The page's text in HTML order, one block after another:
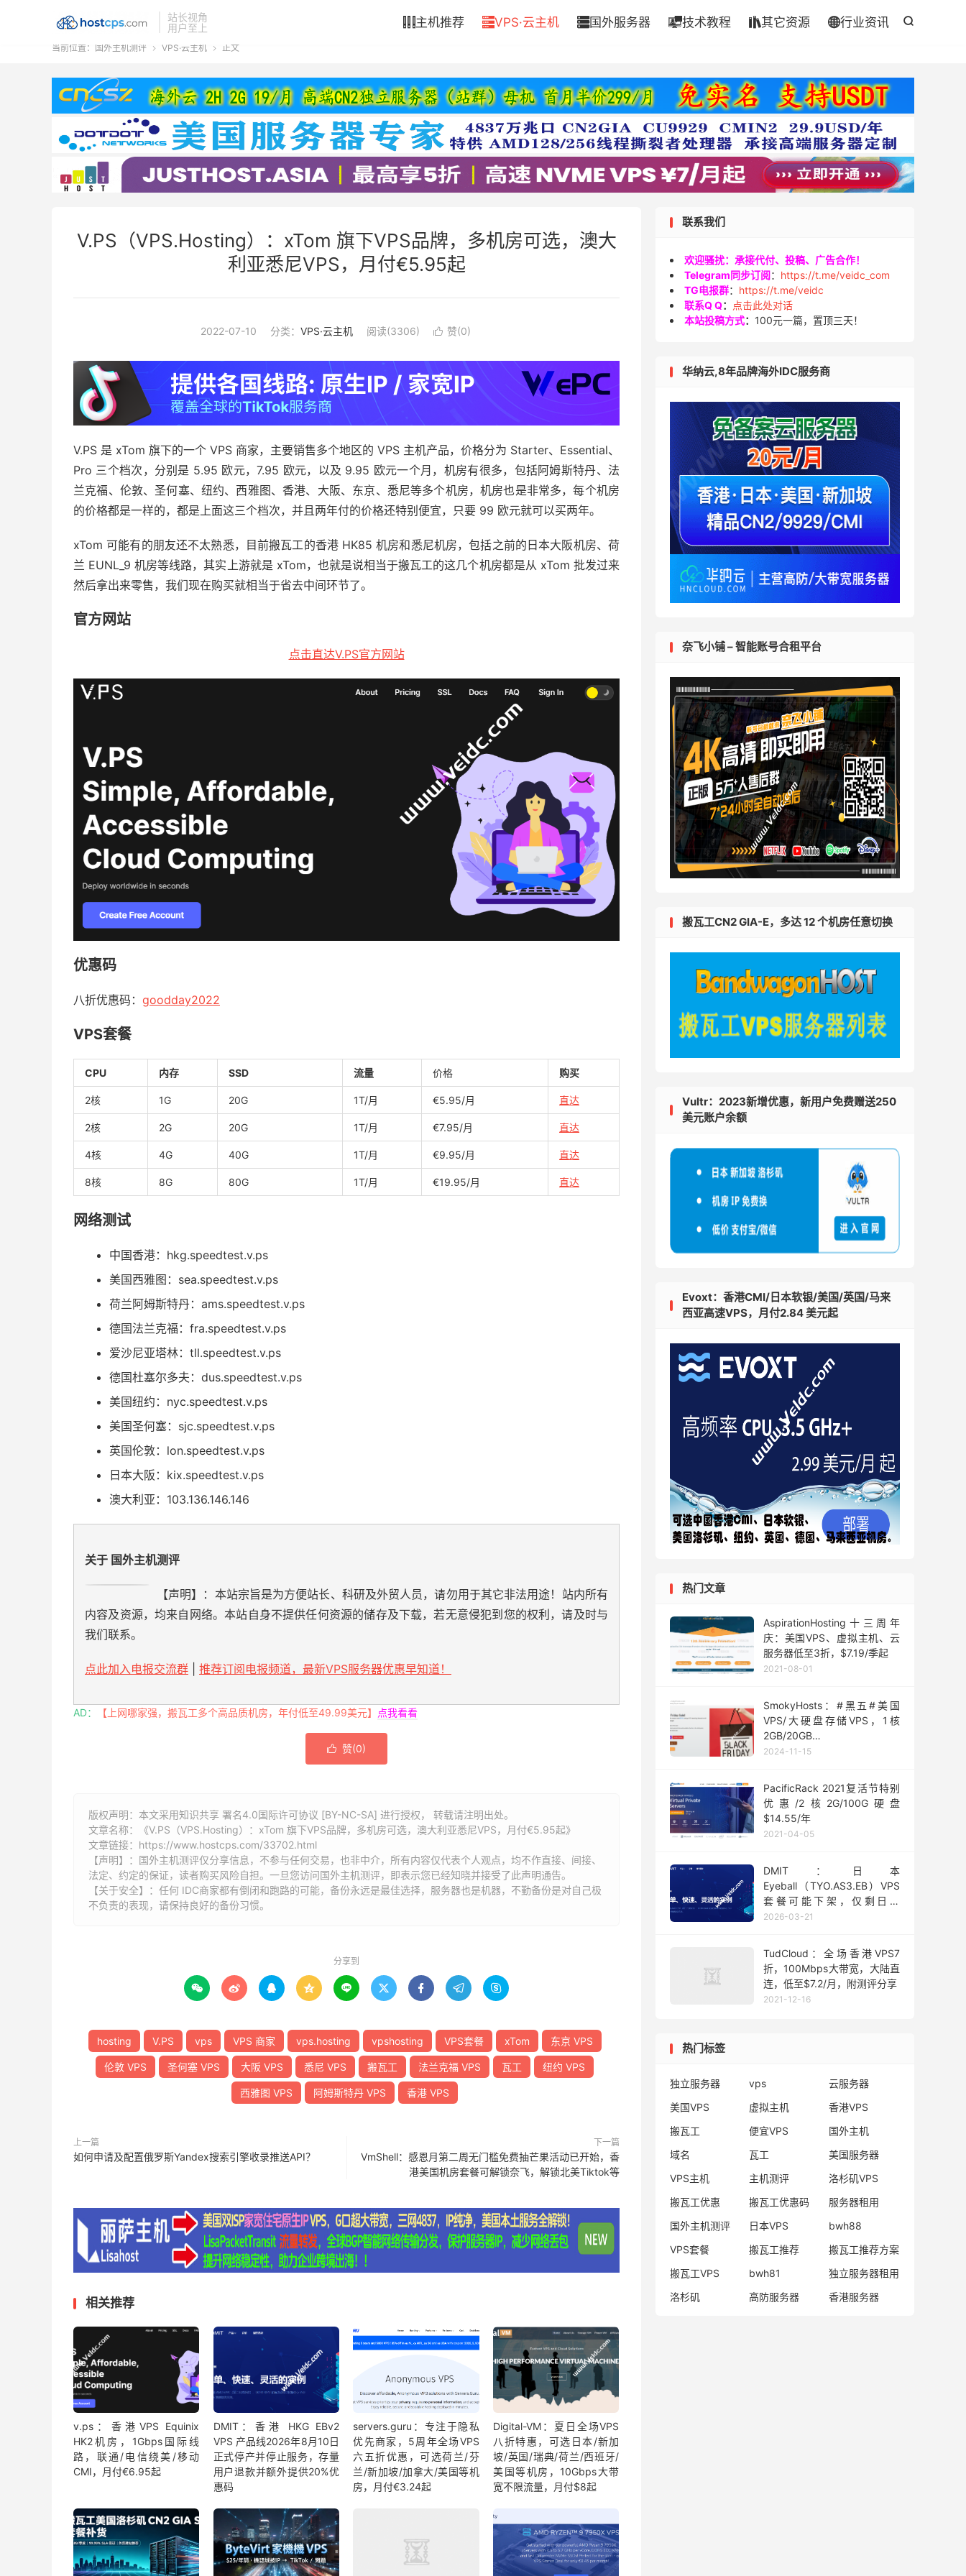
站长视角
用户至上

主机推荐 VPS·云主机 国外服务器 技术教程 其它资源 行业资讯
当前位置： 国外主机测评  VPS·云主机  正文
V.PS（VPS.Hosting）：xTom 旗下VPS品牌，多机房可选，澳大
利亚悉尼VPS，月付€5.95起
2022-07-10 分类： VPS·云主机 阅读(3306)  赞(0)
V.PS 是 xTom 旗下的一个 VPS 商家，主要销售多个地区的 VPS 主机产品，价格分为 Starter、Essential、
Pro 三个档次，分别是 5.95 欧元，7.95 欧元，以及 9.95 欧元一个月，机房有很多，包括阿姆斯特丹、法
兰克福、伦敦、圣何塞、纽约、西雅图、香港、大阪、东京、悉尼等多个机房，机房也是非常多，每个机房
的价格都是一样的，都是上面这三个档次，并且两年付的价格还特别便宜，只要 99 欧元就可以买两年。
xTom 可能有的朋友还不太熟悉，目前搬瓦工的香港 HK85 机房和悉尼机房，包括之前的日本大阪机房、荷
兰 EUNL_9 机房等线路，其实上游就是 xTom，也就是说相当于搬瓦工的这几个机房都是从 xTom 批发过来
然后拿出来零售，我们现在购买就相当于省去中间环节了。
官方网站
点击直达V.PS官方网站
优惠码
八折优惠码： goodday2022
VPS套餐
CPU 内存 SSD 流量 价格 购买
2核 1G 20G 1T/月 €5.95/月 直达
2核 2G 20G 1T/月 €7.95/月 直达
4核 4G 40G 1T/月 €9.95/月 直达
8核 8G 80G 1T/月 €19.95/月 直达
网络测试
中国香港：hkg.speedtest.v.ps
美国西雅图：sea.speedtest.v.ps
荷兰阿姆斯特丹：ams.speedtest.v.ps
德国法兰克福：fra.speedtest.v.ps
爱沙尼亚塔林：tll.speedtest.v.ps
德国杜塞尔多夫：dus.speedtest.v.ps
美国纽约：nyc.speedtest.v.ps
美国圣何塞：sjc.speedtest.v.ps
英国伦敦：lon.speedtest.v.ps
日本大阪：kix.speedtest.v.ps
澳大利亚：103.136.146.146
关于 国外主机测评
【声明】：本站宗旨是为方便站长、科研及外贸人员，请勿用于其它非法用途！站内所有
内容及资源，均来自网络。本站自身不提供任何资源的储存及下载，若无意侵犯到您的权利，请及时与
我们联系。
点此加入电报交流群 推荐订阅电报频道，最新VPS服务器优惠早知道！
AD： 【上网哪家强，搬瓦工多个高品质机房，年付低至49.99美元】 点我看看
 赞(0)
版权声明：本文采用知识共享 署名4.0国际许可协议 [BY-NC-SA] 进行授权， 转载请注明出处。
文章名称：《V.PS（VPS.Hosting）：xTom 旗下VPS品牌，多机房可选，澳大利亚悉尼VPS，月付€5.95起》
文章链接： https://www.hostcps.com/33702.html
【声明】：国外主机测评仅分享信息，不参与任何交易，也非中介，所有内容仅代表个人观点，均不作直接、间接、
法定、约定的保证，读者购买风险自担。一旦您访问国外主机测评，即表示您已经知晓并接受了此声明通告。
【关于安全】：任何 IDC商家都有倒闭和跑路的可能，备份永远是最佳选择，服务器也是机器，不勤备份是对自己极
不负责的表现，请保持良好的备份习惯。
分享到
        
hosting V.PS vps VPS 商家 vps.hosting vpshosting VPS套餐 xTom 东京 VPS
伦敦 VPS 圣何塞 VPS 大阪 VPS 悉尼 VPS 搬瓦工 法兰克福 VPS 瓦工 纽约 VPS
西雅图 VPS 阿姆斯特丹 VPS 香港 VPS
上一篇
如何申请及配置俄罗斯Yandex搜索引擎收录推送API？
下一篇
VmShell：感恩月第二周无门槛免费抽芒果活动已开始，香
港美国机房套餐可解锁奈飞，解锁北美Tiktok等
相关推荐
v.ps：香港VPS Equinix
HK2机房，1Gbps国际线
路，联通/电信绕美/移动
CMI，月付€6.95起
DMIT：香港 HKG EBv2
VPS 产品线2026年8月10日
正式停产并停止服务，存量
用户退款并额外提供20%优
惠码
servers.guru：专注于隐私
优先商家，5周年全场VPS
六五折优惠，可选荷兰/芬
兰/新加坡/加拿大/美国等机
房，月付€3.24起
Digital-VM：夏日全场VPS
八折特惠，可选日本/新加
坡/英国/瑞典/荷兰/西班牙/
美国等机房，10Gbps大带
宽不限流量，月付$8起
联系我们
欢迎骚扰：承接代付、投稿、广告合作！
Telegram同步订阅： https://t.me/veidc_com
TG电报群： https://t.me/veidc
联系Q Q：
点击此处对话
本站投稿方式： 100元一篇，置顶三天！
华纳云,8年品牌海外IDC服务商
奈飞小铺 – 智能账号合租平台
搬瓦工CN2 GIA-E，多达 12 个机房任意切换
Vultr：2023新增优惠，新用户免费赠送250
美元账户余额
Evoxt：香港CMI/日本软银/美国/英国/马来
西亚高速VPS，月付2.84 美元起
热门文章
AspirationHosting十三周年
庆：美国VPS、虚拟主机、云
服务器低至3折，$7.19/季起
2021-08-01
SmokyHosts：#黑五#美国
VPS/大硬盘存储VPS，1核
2GB/20GB
SSD/1Gbps@1TB，年付
2024-11-15
PacificRack 2021复活节特别
优惠/2核2G/100G硬盘
$14.55/年
2021-04-05
DMIT：日本
Eyeball（TYO.AS3.EB）VPS
套餐可能下架，仅剩日本
Premium/Tier 1
2026-03-21
TudCloud：全场香港VPS7
折，100Mbps大带宽，大陆直
连，低至$7.2/月，附测评分享
2021-12-16
热门标签
独立服务器 vps
云服务器
美国VPS
虚拟主机
香港VPS
搬瓦工
便宜VPS
国外主机
域名
瓦工
美国服务器
VPS主机
主机测评
洛杉矶VPS
搬瓦工优惠
搬瓦工优惠码
服务器租用
国外主机测评
日本VPS
bwh88
VPS套餐
搬瓦工推荐
搬瓦工推荐方案
搬瓦工VPS
bwh81
独立服务器租用
洛杉矶
高防服务器 香港服务器